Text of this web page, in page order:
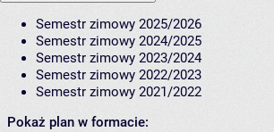
Semestr zimowy 2025/2026
Semestr zimowy 2024/2025
Semestr zimowy 2023/2024
Semestr zimowy 2022/2023
Semestr zimowy 2021/2022
Pokaż plan w formacie: